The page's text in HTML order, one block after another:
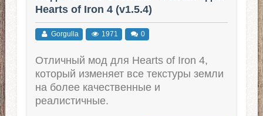
Hearts of Iron 4 (v1.5.4)
Gorgulla 1971 0
Отличный мод для Hearts of Iron 4,
который изменяет все текстуры земли
на более качественные и
реалистичные.